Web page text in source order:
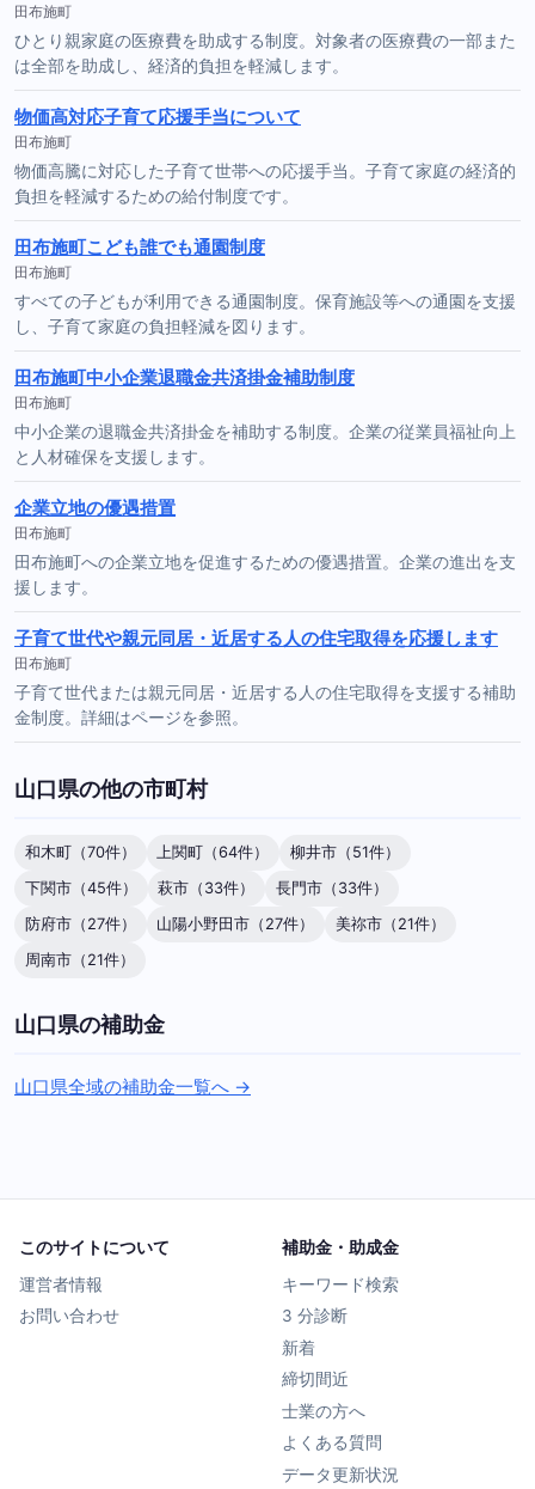
田布施町
ひとり親家庭の医療費を助成する制度。対象者の医療費の一部また
は全部を助成し、経済的負担を軽減します。
物価高対応子育て応援手当について
田布施町
物価高騰に対応した子育て世帯への応援手当。子育て家庭の経済的
負担を軽減するための給付制度です。
田布施町こども誰でも通園制度
田布施町
すべての子どもが利用できる通園制度。保育施設等への通園を支援
し、子育て家庭の負担軽減を図ります。
田布施町中小企業退職金共済掛金補助制度
田布施町
中小企業の退職金共済掛金を補助する制度。企業の従業員福祉向上
と人材確保を支援します。
企業立地の優遇措置
田布施町
田布施町への企業立地を促進するための優遇措置。企業の進出を支
援します。
子育て世代や親元同居・近居する人の住宅取得を応援します
田布施町
子育て世代または親元同居・近居する人の住宅取得を支援する補助
金制度。詳細はページを参照。
山口県の他の市町村
和木町（70件） 上関町（64件）
柳井市（51件）
下関市（45件）
萩市（33件）
長門市（33件）
防府市（27件）
山陽小野田市（27件）
美祢市（21件）
周南市（21件）
山口県の補助金
山口県全域の補助金一覧へ →
このサイトについて
運営者情報
お問い合わせ
補助金・助成金
キーワード検索
3 分診断
新着
締切間近
士業の方へ
よくある質問
データ更新状況